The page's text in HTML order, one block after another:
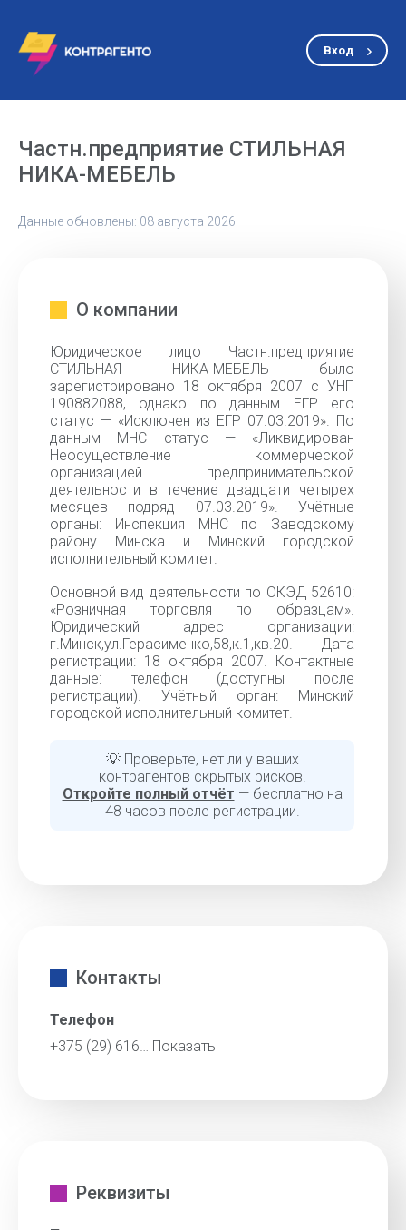
Вход
Частн.предприятие СТИЛЬНАЯ
НИКА-МЕБЕЛЬ
Данные обновлены: 08 августа 2026
О компании
Юридическое лицо Частн.предприятие
СТИЛЬНАЯ НИКА-МЕБЕЛЬ было
зарегистрировано 18 октября 2007 с УНП
190882088, однако по данным ЕГР его
статус — «Исключен из ЕГР 07.03.2019». По
данным МНС статус — «Ликвидирован
Неосуществление коммерческой
организацией предпринимательской
деятельности в течение двадцати четырех
месяцев подряд 07.03.2019». Учётные
органы: Инспекция МНС по Заводскому
району Минска и Минский городской
исполнительный комитет.
Основной вид деятельности по ОКЭД 52610:
«Розничная торговля по образцам».
Юридический адрес организации:
г.Минск,ул.Герасименко,58,к.1,кв.20. Дата
регистрации: 18 октября 2007. Контактные
данные: телефон (доступны после
регистрации). Учётный орган: Минский
городской исполнительный комитет.
💡 Проверьте, нет ли у ваших
контрагентов скрытых рисков.
Откройте полный отчёт — бесплатно на
48 часов после регистрации.
Контакты
Телефон
+375 (29) 616… Показать
Реквизиты